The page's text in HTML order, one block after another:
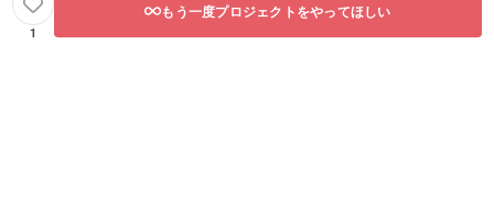
1
もう一度プロジェクトをやってほしい